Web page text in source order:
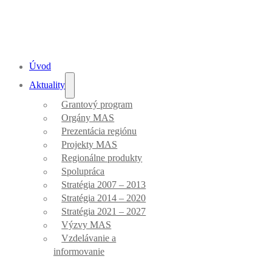
Úvod
Aktuality
Grantový program
Orgány MAS
Prezentácia regiónu
Projekty MAS
Regionálne produkty
Spolupráca
Stratégia 2007 – 2013
Stratégia 2014 – 2020
Stratégia 2021 – 2027
Výzvy MAS
Vzdelávanie a
informovanie
Zlatá baňa
Úvod/Zlatá baňa